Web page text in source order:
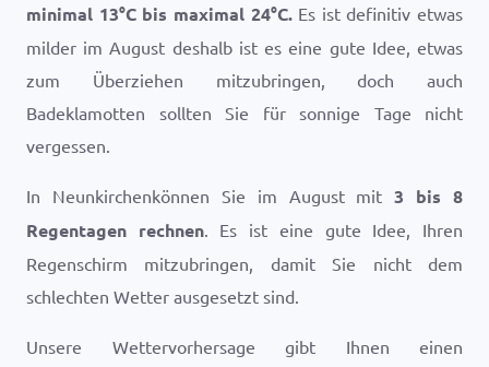
minimal 13°Cbis maximal 24°C.Es ist definitiv etwas
milder im August deshalb ist es eine gute Idee, etwas
zum Überziehen mitzubringen, doch auch
Badeklamotten sollten Sie für sonnige Tage nicht
vergessen.
In Neunkirchenkönnen Sie im August mit3 bis 8
Regentagen rechnen. Es ist eine gute Idee, Ihren
Regenschirm mitzubringen, damit Sie nicht dem
schlechten Wetter ausgesetzt sind.
Unsere Wettervorhersage gibt Ihnen einen